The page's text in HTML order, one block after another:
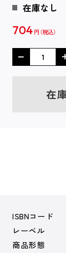
在庫なし
704 円
在
ISBNコード
レーベル
商品形態